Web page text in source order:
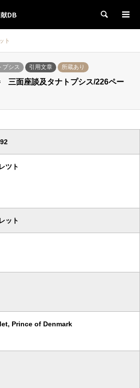
DB 検索
ト
シス 引用文章 所蔵あり
三面座談及タナトプシス/226ペー
ツト
ット
Prince of Denmark